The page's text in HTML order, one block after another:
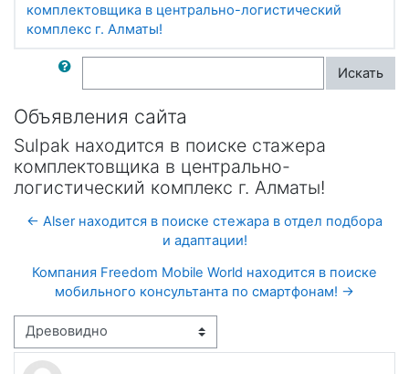
комплектовщика в центрально-логистический
комплекс г. Алматы!
Поиск по форумам Искать
Объявления сайта
Sulpak находится в поиске стажера
комплектовщика в центрально-
логистический комплекс г. Алматы!
← Alser находится в поиске стежара в отдел подбора
и адаптации!
Компания Freedom Mobile World находится в поиске
мобильного консультанта по смартфонам! →
Режим отображения